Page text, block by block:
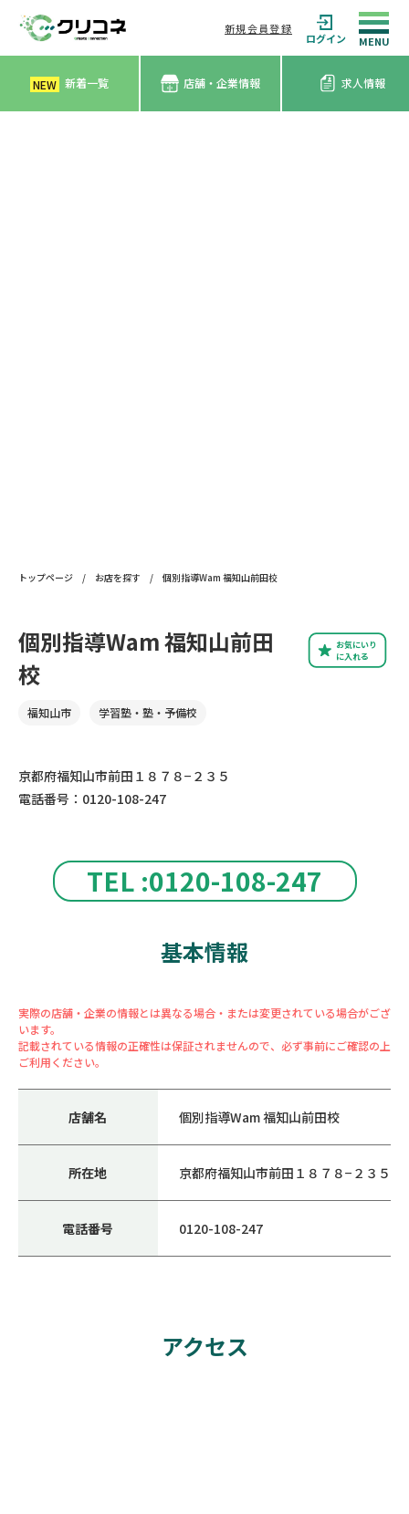
新規会員登録
ログイン
NEW 新着一覧 店舗・企業情報 求人情報
トップページ / お店を探す / 個別指導Wam 福知山前田校
TEL :0120-108-247
お気にいり
に入れる
個別指導Wam 福知山前田
校
福知山市 学習塾・塾・予備校
京都府福知山市前田１８７８−２３５
電話番号：0120-108-247
基本情報
実際の店舗・企業の情報とは異なる場合・または変更されている場合がござ
います。
記載されている情報の正確性は保証されませんので、必ず事前にご確認の上
ご利用ください。
店舗名 個別指導Wam 福知山前田校
所在地 京都府福知山市前田１８７８−２３５
電話番号 0120-108-247
アクセス